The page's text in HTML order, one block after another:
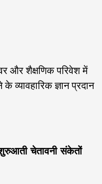
और शैक्षणिक परिवेश में
व्यावहारिक ज्ञान प्रदान
चेतावनी संकेतों